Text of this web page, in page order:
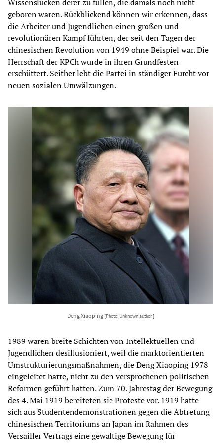
Wissenslücken derer zu füllen, die damals noch nicht
geboren waren. Rückblickend können wir erkennen, dass
die Arbeiter und Jugendlichen einen großen und
revolutionären Kampf führten, der seit den Tagen der
chinesischen Revolution von 1949 ohne Beispiel war. Die
Herrschaft der KPCh wurde in ihren Grundfesten
erschüttert. Seither lebt die Partei in ständiger Furcht vor
neuen sozialen Umwälzungen.
Deng Xiaoping [Photo: Unknown author ]
1989 waren breite Schichten von Intellektuellen und
Jugendlichen desillusioniert, weil die marktorientierten
Umstrukturierungsmaßnahmen, die Deng Xiaoping 1978
eingeleitet hatte, nicht zu den versprochenen politischen
Reformen geführt hatten. Zum 70. Jahrestag der Bewegung
des 4. Mai 1919 bereiteten sie Proteste vor. 1919 hatte
sich aus Studentendemonstrationen gegen die Abtretung
chinesischen Territoriums an Japan im Rahmen des
Versailler Vertrags eine gewaltige Bewegung für